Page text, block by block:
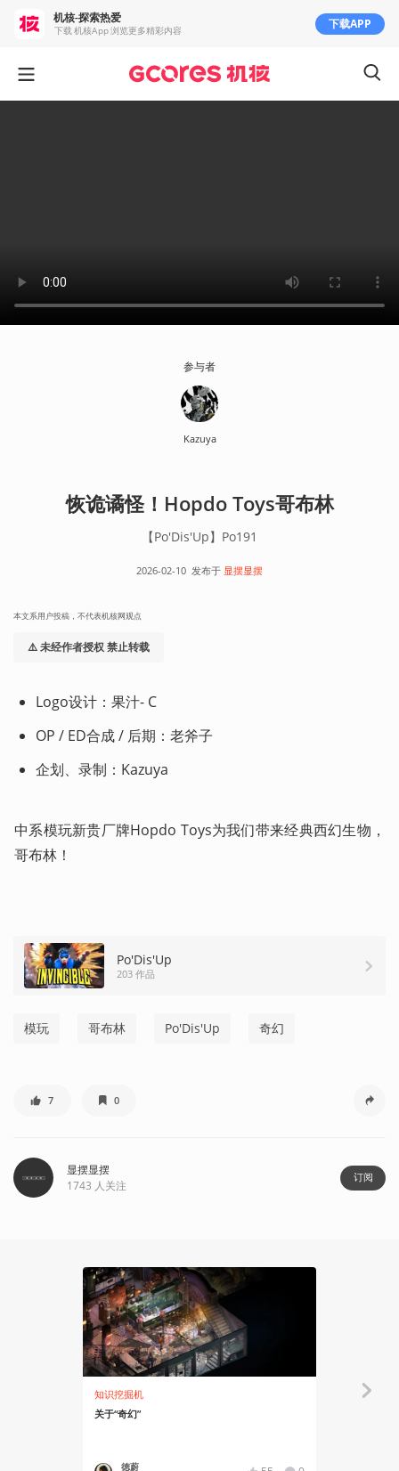
参与者
Kazuya
恢诡谲怪！Hopdo Toys哥布林
【Po'Dis'Up】Po191
2026-02-10 发布于 显摆显摆
本文系用户投稿，不代表机核网观点
⚠️ 未经作者授权 禁止转载
Logo设计：果汁- C
OP / ED合成 / 后期：老斧子
企划、录制：Kazuya
中系模玩新贵厂牌Hopdo Toys为我们带来经典西幻生物，
哥布林！
Po'Dis'Up
203 作品
模玩 哥布林 Po'Dis'Up 奇幻
7 0
显摆显摆
1743 人关注
订阅
知识挖掘机
关于“奇幻”
徳蔚
知识挖掘机
机核-探索热爱
下载 机核App 浏览更多精彩内容 下载APP